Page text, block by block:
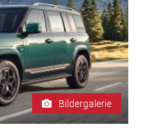
Bildergalerie